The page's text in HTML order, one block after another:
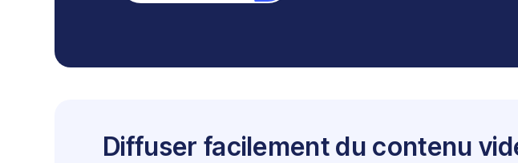
Diffuser facilement du contenu